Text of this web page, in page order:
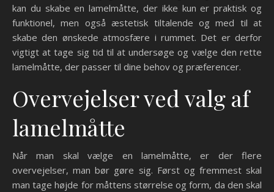
kan du skabe en lamelmåtte, der ikke kun er praktisk og
funktionel, men også æstetisk tiltalende og med til at
skabe den ønskede atmosfære i rummet. Det er derfor
vigtigt at tage sig tid til at undersøge og vælge den rette
lamelmåtte, der passer til dine behov og præferencer.
Overvejelser ved valg af
lamelmåtte
Når man skal vælge en lamelmåtte, er der flere
overvejelser, man bør gøre sig. Først og fremmest skal
man tage højde for måttens størrelse og form, da den skal